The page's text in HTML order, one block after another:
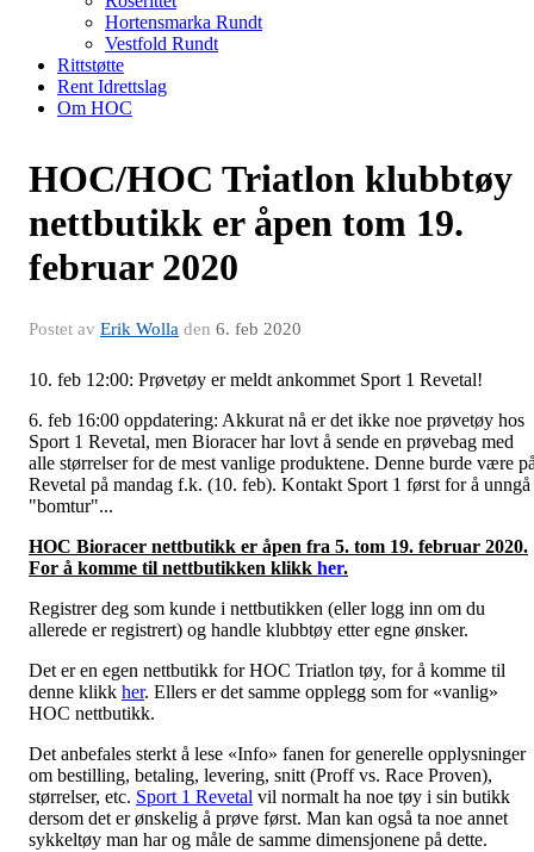
Hortensmarka Rundt
Vestfold Rundt
Rittstøtte
Rent Idrettslag
Om HOC
HOC/HOC Triatlon klubbtøy
nettbutikk er åpen tom 19.
februar 2020
Postet av Erik Wolla den 6. feb 2020
10. feb 12:00: Prøvetøy er meldt ankommet Sport 1 Revetal!
6. feb 16:00 oppdatering: Akkurat nå er det ikke noe prøvetøy hos
Sport 1 Revetal, men Bioracer har lovt å sende en prøvebag med
alle størrelser for de mest vanlige produktene. Denne burde være
Revetal på mandag f.k. (10. feb). Kontakt Sport 1 først for å unngå
"bomtur"...
HOC Bioracer nettbutikk er åpen fra 5. tom 19. februar 2020.
For å komme til nettbutikken klikk her.
Registrer deg som kunde i nettbutikken (eller logg inn om du
allerede er registrert) og handle klubbtøy etter egne ønsker.
Det er en egen nettbutikk for HOC Triatlon tøy, for å komme til
denne klikk her. Ellers er det samme opplegg som for «vanlig»
HOC nettbutikk.
Det anbefales sterkt å lese «Info» fanen for generelle opplysninger
om bestilling, betaling, levering, snitt (Proff vs. Race Proven),
størrelser, etc. Sport 1 Revetal vil normalt ha noe tøy i sin butikk
dersom det er ønskelig å prøve først. Man kan også ta noe annet
sykkeltøy man har og måle de samme dimensjonene på dette.